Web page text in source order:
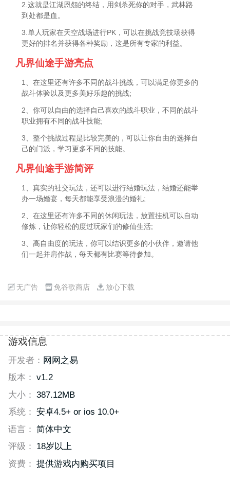
2.这就是江湖恩怨的终结，用剑杀死你的对手，武林路
到处都是血。
3.单人玩家在天空战场进行PK，可以在挑战竞技场获得
更好的排名并获得各种奖励，这是所有专家的利益。
凡界仙途手游亮点
1、在这里还有许多不同的战斗挑战，可以满足你更多的
战斗体验以及更多美好乐趣的挑战;
2、你可以自由的选择自己喜欢的战斗职业，不同的战斗
职业拥有不同的战斗技能;
3、整个挑战过程是比较完美的，可以让你自由的选择自
己的门派，学习更多不同的技能。
凡界仙途手游简评
1、真实的社交玩法，还可以进行结婚玩法，结婚还能举
办一场婚宴，每天都能享受浪漫的婚礼;
2、在这里还有许多不同的休闲玩法，放置挂机可以自动
修炼，让你轻松的度过玩家们的修仙生活;
3、高自由度的玩法，你可以结识更多的小伙伴，邀请他
们一起并肩作战，每天都有比赛等待参加。
无广告 免谷歌商店 放心下载
游戏信息
开发者： 网网之易
版本： v1.2
大小： 387.12MB
系统： 安卓4.5+ or ios 10.0+
语言： 简体中文
评级：
18岁以上
资费： 提供游戏内购买项目